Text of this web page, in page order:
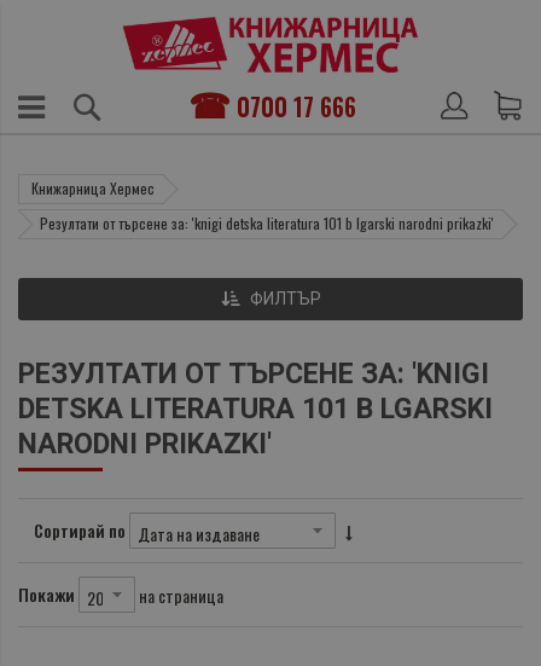
0700 17 666
Книжарница Хермес
Резултати от търсене за: 'knigi detska literatura 101 b lgarski narodni prikazki'
РЕЗУЛТАТИ ОТ ТЪРСЕНЕ ЗА: 'KNIGI
DETSKA LITERATURA 101 B LGARSKI
NARODNI PRIKAZKI'
Сортирай по
Покажи на страница
ФИЛТЪР